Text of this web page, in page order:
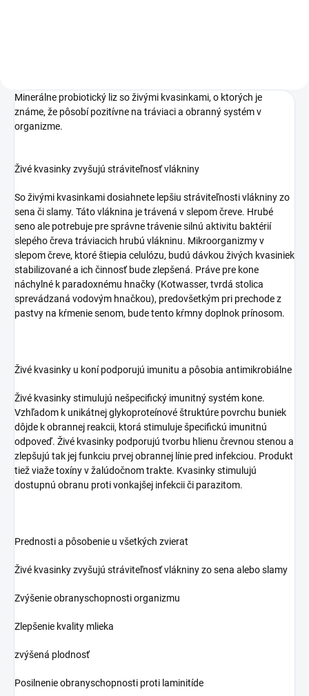
Minerálne probiotický liz so živými kvasinkami, o ktorých je
známe, že pôsobí pozitívne na tráviaci a obranný systém v
organizme.
Živé kvasinky zvyšujú stráviteľnosť vlákniny
So živými kvasinkami dosiahnete lepšiu stráviteľnosti vlákniny zo
sena či slamy. Táto vláknina je trávená v slepom čreve. Hrubé
seno ale potrebuje pre správne trávenie silnú aktivitu baktérií
slepého čreva tráviacich hrubú vlákninu. Mikroorganizmy v
slepom čreve, ktoré štiepia celulózu, budú dávkou živých kvasiniek
stabilizované a ich činnosť bude zlepšená. Práve pre kone
náchylné k paradoxnému hnačky (Kotwasser, tvrdá stolica
sprevádzaná vodovým hnačkou), predovšetkým pri prechode z
pastvy na kŕmenie senom, bude tento kŕmny doplnok prínosom.
Živé kvasinky u koní podporujú imunitu a pôsobia antimikrobiálne
Živé kvasinky stimulujú nešpecifický imunitný systém kone.
Vzhľadom k unikátnej glykoproteínové štruktúre povrchu buniek
dôjde k obrannej reakcii, ktorá stimuluje špecifickú imunitnú
odpoveď. Živé kvasinky podporujú tvorbu hlienu črevnou stenou a
zlepšujú tak jej funkciu prvej obrannej línie pred infekciou. Produkt
tiež viaže toxíny v žalúdočnom trakte. Kvasinky stimulujú
dostupnú obranu proti vonkajšej infekcii či parazitom.
Prednosti a pôsobenie u všetkých zvierat
Živé kvasinky zvyšujú stráviteľnosť vlákniny zo sena alebo slamy
Zvýšenie obranyschopnosti organizmu
Zlepšenie kvality mlieka
zvýšená plodnosť
Posilnenie obranyschopnosti proti laminitíde